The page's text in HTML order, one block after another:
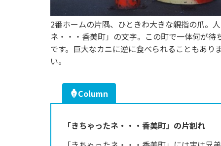
2番ホームの片隅、ひときわ大きな親指の爪。
ネ・・・香美町」の文字。この町で一体何が
です。巨大なカニに逆に食べられることもあ
い。
Column
「きちゃったネ・・・香美町」の片割れ